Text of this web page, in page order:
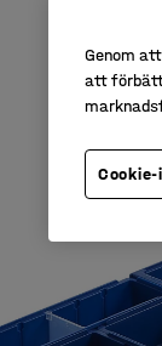
Genom
att